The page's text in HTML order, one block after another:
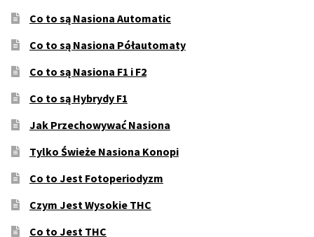
Co to są Nasiona Automatic
Co to są Nasiona Półautomaty
Co to są Nasiona F1 i F2
Co to są Hybrydy F1
Jak Przechowywać Nasiona
Tylko Świeże Nasiona Konopi
Co to Jest Fotoperiodyzm
Czym Jest Wysokie THC
Co to Jest THC